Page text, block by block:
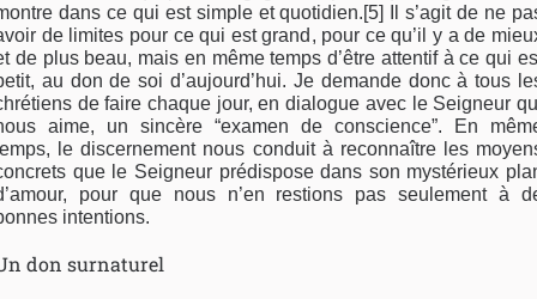
dans ce qui est simple et quotidien.[5] Il s’agit de ne
de limites pour ce qui est grand, pour ce qu’il y a de
de plus beau, mais en même temps d’être attentif à ce qui
au don de soi d’aujourd’hui. Je demande donc à tous
de faire chaque jour, en dialogue avec le Seigneur
aime, un sincère “examen de conscience”. En
le discernement nous conduit à reconnaître les
que le Seigneur prédispose dans son mystérieux
pour que nous n’en restions pas seulement à
intentions.
don surnaturel